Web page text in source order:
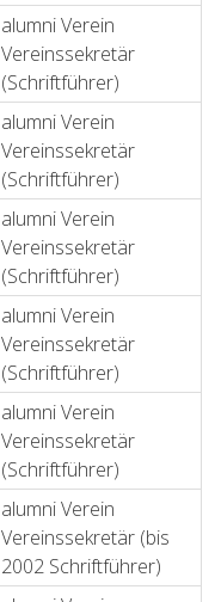
alumni Verein
Vereinssekretär
(Schriftführer)
alumni Verein
Vereinssekretär
(Schriftführer)
alumni Verein
Vereinssekretär
(Schriftführer)
alumni Verein
Vereinssekretär
(Schriftführer)
alumni Verein
Vereinssekretär
(Schriftführer)
alumni Verein
Vereinssekretär (bis
2002 Schriftführer)